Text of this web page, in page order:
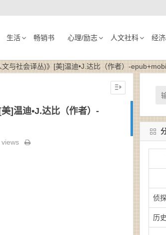
生活 畅销书 心理/励志 人文社科 经
与社会译丛)》[美]温迪•J.达比（作者）-
]温迪•J.达比（作者）-
侦
历